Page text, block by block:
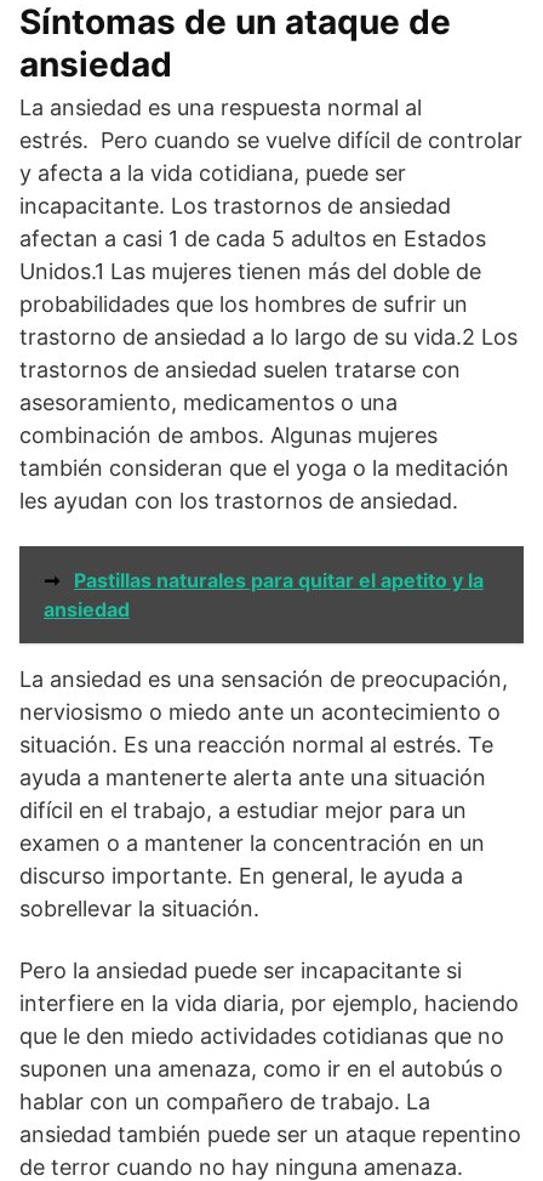
Síntomas de un ataque de
ansiedad
La ansiedad es una respuesta normal al
estrés. Pero cuando se vuelve difícil de controlar
y afecta a la vida cotidiana, puede ser
incapacitante. Los trastornos de ansiedad
afectan a casi 1 de cada 5 adultos en Estados
Unidos.1 Las mujeres tienen más del doble de
probabilidades que los hombres de sufrir un
trastorno de ansiedad a lo largo de su vida.2 Los
trastornos de ansiedad suelen tratarse con
asesoramiento, medicamentos o una
combinación de ambos. Algunas mujeres
también consideran que el yoga o la meditación
les ayudan con los trastornos de ansiedad.
➞
Pastillas naturales para quitar el apetito y la
ansiedad
La ansiedad es una sensación de preocupación,
nerviosismo o miedo ante un acontecimiento o
situación. Es una reacción normal al estrés. Te
ayuda a mantenerte alerta ante una situación
difícil en el trabajo, a estudiar mejor para un
examen o a mantener la concentración en un
discurso importante. En general, le ayuda a
sobrellevar la situación.
Pero la ansiedad puede ser incapacitante si
interfiere en la vida diaria, por ejemplo, haciendo
que le den miedo actividades cotidianas que no
suponen una amenaza, como ir en el autobús o
hablar con un compañero de trabajo. La
ansiedad también puede ser un ataque repentino
de terror cuando no hay ninguna amenaza.